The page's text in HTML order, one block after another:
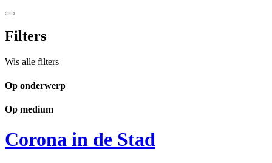
Filters
Wis alle filters
Op onderwerp
Op medium
Corona in de Stad